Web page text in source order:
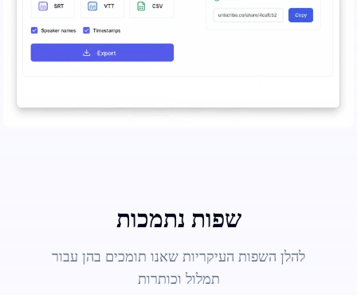
שפות נתמכות
להלן השפות העיקריות שאנו תומכים בהן עבור
תמלול וכותרות